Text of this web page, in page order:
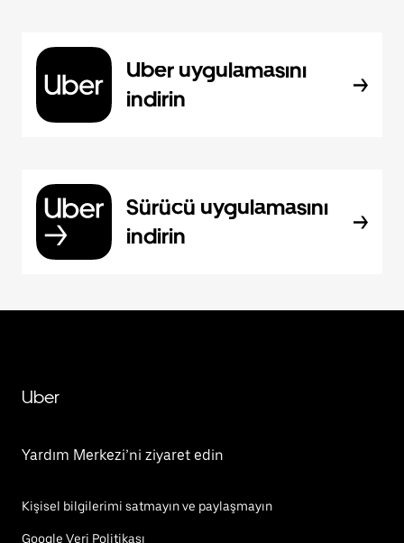
Uber uygulamasını
indirin
Sürücü uygulamasını
indirin
Uber
Yardım Merkezi’ni ziyaret edin
Kişisel bilgilerimi satmayın ve paylaşmayın
Google Veri Politikası